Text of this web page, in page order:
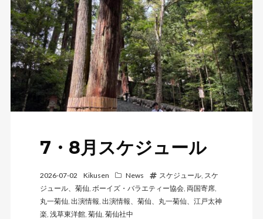
7・8月スケジュール
2026-07-02 Kikusen News スケジュール, スケ
ジュール、菊仙 ボーイズ・バラエティー協会, 両国寄席,
丸一菊仙 出演情報 出演情報、菊仙、丸一菊仙、江戸太神
楽 浅草東洋館, 菊仙 菊仙社中